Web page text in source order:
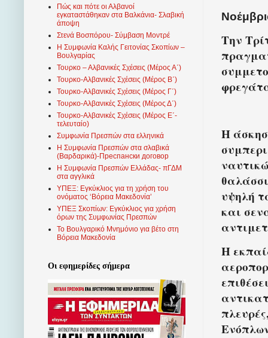
Την
Η
υψηλή
και
Η
Πώς και πότε οι Αλβανοί
εγκαταστάθηκαν στα Βαλκάνια- Σλαβική
άποψη
Στενά Βοσπόρου- Σύμβαση Μοντρέ
Η Συμφωνία Καλής Γειτονίας Σκοπίων –
Βουλγαρίας
Τουρκο – Αλβανικές Σχέσεις (Mέρος Α΄)
Τουρκο-Αλβανικές Σχέσεις (Μέρος Β΄)
Τουρκο-Αλβανικές Σχέσεις (Μέρος Γ΄)
Τουρκο-Αλβανικές Σχέσεις (Μέρος Δ΄)
Τουρκο-Αλβανικές Σχέσεις (Μέρος Ε΄-
τελευταίο)
Συμφωνία Πρεσπών στα ελληνικά
Η Συμφωνία Πρεσπών στα σλαβικά
(Βαρδαρικά)-Преспански договор
Η Συμφωνία Πρεσπών Ελλάδας- πΓΔΜ
στα αγγλικά
ΥΠΕΞ: Εγκύκλιος για τη χρήση του
ονόματος ‘Βόρεια Μακεδονία’
ΥΠΕΞ Σκοπίων: Εγκύκλιος για χρήση
όρων της Συμφωνίας Πρεσπών
Το Βουλγαρικό Μνημόνιο για βέτο στη
Βόρεια Μακεδονία
Οι εφημερίδες σήμερα